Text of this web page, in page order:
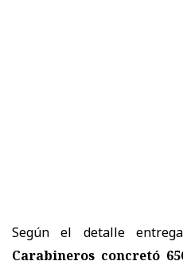
Según el detalle
Carabineros concretó